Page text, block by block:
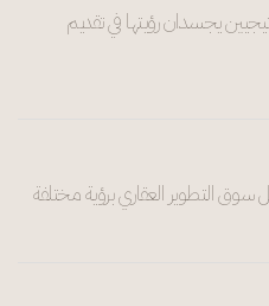
يجسدان رؤيتها في تقديم